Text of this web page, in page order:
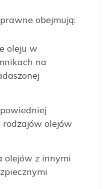
obejmują:
oleju w
na
olejów
olejów z innymi